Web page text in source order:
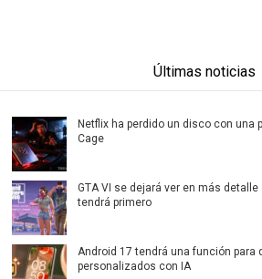
Últimas noticias
Netflix ha perdido un disco con una
Cage
GTA VI se dejará ver en más
tendrá primero
Android 17 tendrá una función para
personalizados con IA